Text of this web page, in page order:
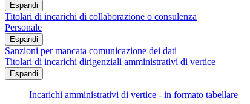
Espandi
Titolari di incarichi di collaborazione o consulenza
Personale
Espandi
Sanzioni per mancata comunicazione dei dati
Titolari di incarichi dirigenziali amministrativi di vertice
Espandi
Incarichi amministrativi di vertice - in formato tabellare